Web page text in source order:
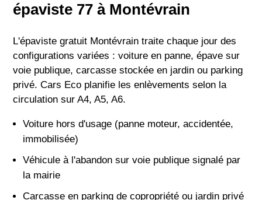
épaviste 77 à Montévrain
L'épaviste gratuit Montévrain traite chaque jour des
configurations variées : voiture en panne, épave sur
voie publique, carcasse stockée en jardin ou parking
privé. Cars Eco planifie les enlèvements selon la
circulation sur A4, A5, A6.
Voiture hors d'usage (panne moteur, accidentée,
immobilisée)
Véhicule à l'abandon sur voie publique signalé par
la mairie
Carcasse en parking de copropriété ou jardin privé